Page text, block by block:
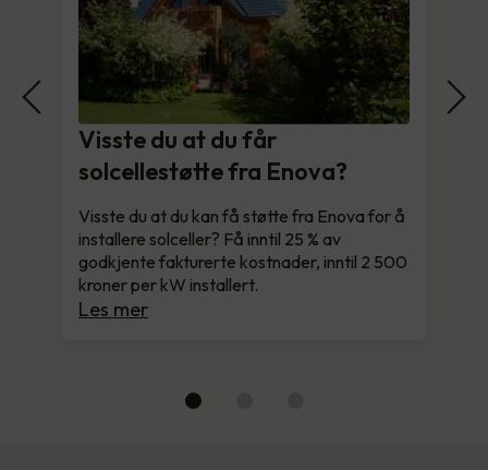
Visste du at du får
solcellestøtte fra Enova?
Visste du at du kan få støtte fra Enova for å
installere solceller? Få inntil 25 % av
godkjente fakturerte kostnader, inntil 2 500
kroner per kW installert.
Les mer